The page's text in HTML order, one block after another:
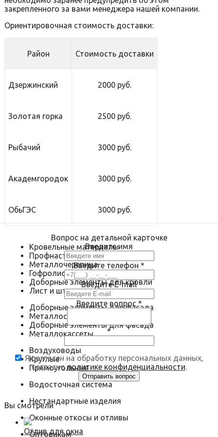
закрепленного за вами менеджера нашей компании.
Ориентировочная стоимость доставки:
Район Стоимость доставки
Дзержинский 2000 руб.
Золотая горка 2500 руб.
Рыбачий 3000 руб.
Академгородок 3000 руб.
ОбьГЭС 3000 руб.
Вопрос на детальной карточке
Введите имя
Введите телефон *
Введите E-mail
Введите вопрос *
*
Я согласен на обработку персональных данных,
согласнополитике конфиденциальности.
Вы смотрели
Отлив для окна
Кровельные материалы
Профнастил
Металлочерепица
Гофролист
Доборные элементы для кровли
Лист и штрипс
Доборные элементы для фасада
Металлосайдинг
Доборные элементы для фасада
Металлокассеты
Воздуховоды
Круглые
Прямоугольные
Водосточная система
Нестандартные изделия
Оконные откосы и отливы
Оптовикам